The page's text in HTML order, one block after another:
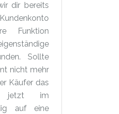
dir bereits
Funktion
Sollte
nicht mehr
Käufer das
jetzt im
auf eine